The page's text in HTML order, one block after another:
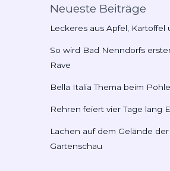
Neueste Beiträge
Leckeres aus Apfel, Kartoffel
So wird Bad Nenndorfs
Rave
Bella Italia Thema beim
Rehren feiert vier Tage lang
Lachen auf dem Gelände der
Gartenschau